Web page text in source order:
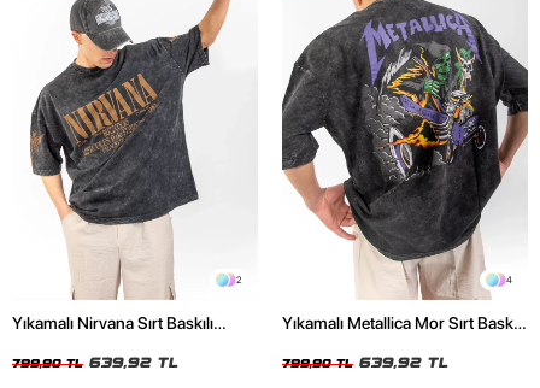
2
Yıkamalı Nirvana Sırt Baskılı
799,90 TL 639,92 TL
4
Yıkamalı Metallica Mor Sırt Baskılı
799,90 TL 639,92 TL